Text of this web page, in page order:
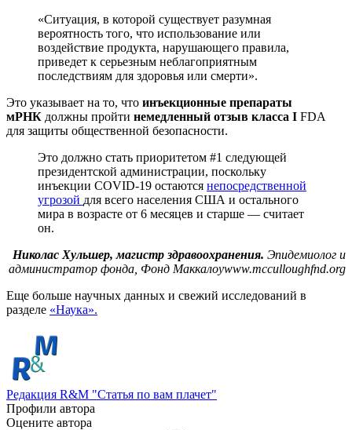
«Ситуация, в которой существует разумная
вероятность того, что использование или
воздействие продукта, нарушающего правила,
приведет к серьезным неблагоприятным
последствиям для здоровья или смерти».
Это указывает на то, что инъекционные препараты
мРНК должны пройти немедленный отзыв класса I FDA
для защиты общественной безопасности.
Это должно стать приоритетом #1 следующей
президентской администрации, поскольку
инъекции COVID-19 остаются непосредственной
угрозой для всего населения США и остального
мира в возрасте от 6 месяцев и старше — считает
он.
Николас Хульшер, магистр здравоохранения. Эпидемиолог и
администратор фонда, Фонд Маккалоуwww.mcculloughfnd.org
Еще больше научных данных и свежий исследований в
разделе «Наука».
Редакция R&M "Статья по вам плачет"
Профили автора
Оцените автора